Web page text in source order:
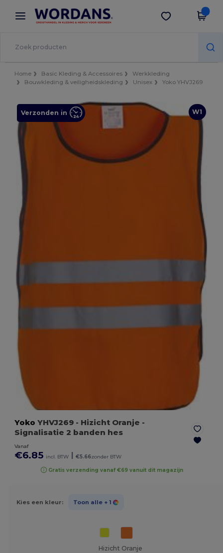
× Wordans-app
Betere prijzen in de app!
Download app
Home Basic Kleding & Accessoires
Werkkleding
Bouwkleding & veiligheidskleding
Unisex Yoko YHVJ269
W1
Verzonden in
Yoko YHVJ269 - Hizicht Oranje -
Signalisatie 2 banden hes
Vanaf
€6.85 incl. BTW €5.66zonder BTW
Gratis verzending vanaf €69 vanuit dit magazijn
Kies een kleur: Toon alle + 1
Hizicht Oranje